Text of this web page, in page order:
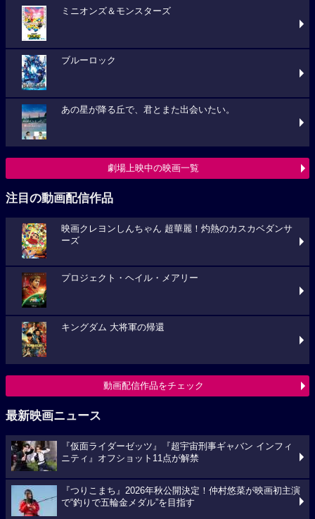
ミニオンズ＆モンスターズ
ブルーロック
あの星が降る丘で、君とまた出会いたい。
劇場上映中の映画一覧
注目の動画配信作品
映画クレヨンしんちゃん 超華麗！灼熱のカスカベダンサ
ーズ
プロジェクト・ヘイル・メアリー
キングダム 大将軍の帰還
動画配信作品をチェック
最新映画ニュース
『仮面ライダーゼッツ』『超宇宙刑事ギャバン インフィ
ニティ』オフショット11点が解禁
『つりこまち』2026年秋公開決定！仲村悠菜が映画初主演
で“釣りで五輪金メダル”を目指す